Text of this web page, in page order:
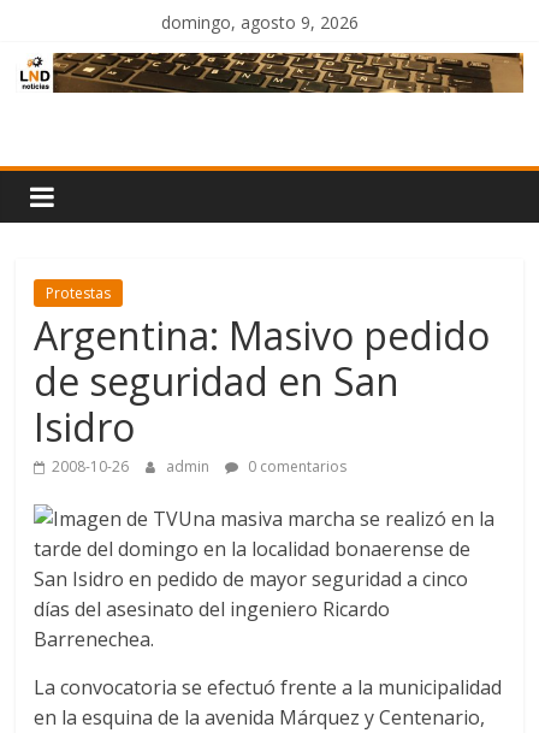
contenido
domingo, agosto 9, 2026
Noticias
Protestas
Argentina: Masivo pedido
de seguridad en San
Isidro
2008-10-26 admin 0 comentarios
Una masiva marcha se realizó en la
tarde del domingo en la localidad bonaerense de
San Isidro en pedido de mayor seguridad a cinco
días del asesinato del ingeniero Ricardo
Barrenechea.
La convocatoria se efectuó frente a la municipalidad
en la esquina de la avenida Márquez y Centenario,